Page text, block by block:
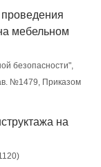
проведения
мебельном
безопасности",
№1479, Приказом
на